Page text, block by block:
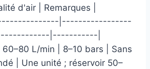
d'air | Remarques |
|-----------------
|-----------|
60–80 L/min | 8–10 bars | Sans
| Une unité ; réservoir 50–